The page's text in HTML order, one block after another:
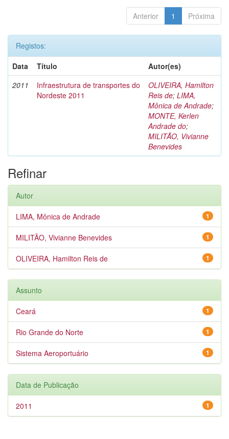
Anterior 1 Próxima
Registos:
Data
Título
Autor(es)
2011
Infraestrutura de transportes do
Nordeste 2011
OLIVEIRA, Hamilton
Reis de; LIMA,
Mônica de Andrade;
MONTE, Kerlen
Andrade do;
MILITÃO, Vivianne
Benevides
Refinar
Autor
1
LIMA, Mônica de Andrade
1
MILITÃO, Vivianne Benevides
1
OLIVEIRA, Hamilton Reis de
Assunto
1
Ceará
1
Rio Grande do Norte
1
Sistema Aeroportuário
Data de Publicação
1
2011